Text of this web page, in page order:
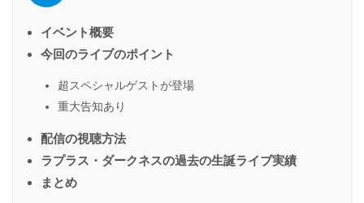
イベント概要
今回のライブのポイント
超スペシャルゲストが登場
重大告知あり
配信の視聴方法
ラプラス・ダークネスの過去の生誕ライブ実績
まとめ